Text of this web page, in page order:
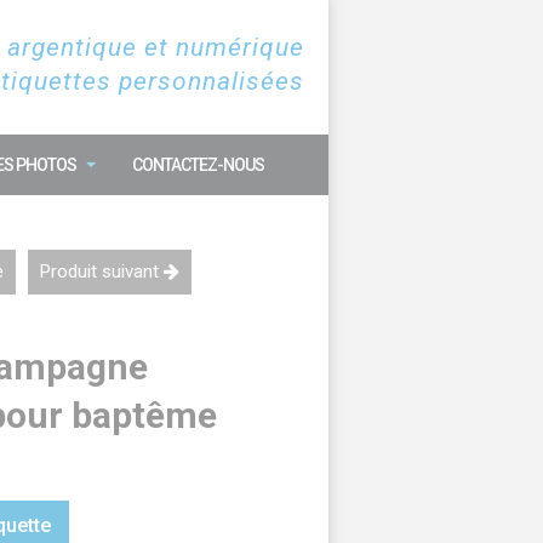
et numérique
personnalisées
PHOTOS CONTACTEZ-NOUS
Produit suivant
baptême